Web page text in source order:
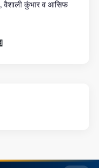
वैशाली कुंभार व आसिफ